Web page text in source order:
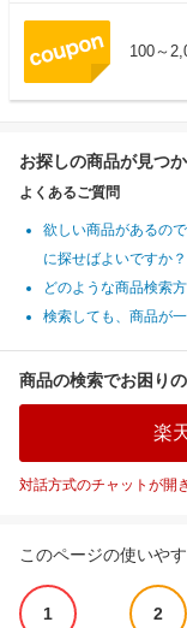
100～
お探しの商品が見つ
よくあるご質問
欲しい商品があるの
に探せばよいですか？
どのような商品検索
検索しても、商品が
商品の検索でお困り
楽
対話方式のチャットが開
このページの使いや
1 2